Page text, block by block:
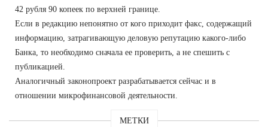
42 рубля 90 копеек по верхней границе.
Если в редакцию непонятно от кого приходит факс, содержащий
информацию, затрагивающую деловую репутацию какого-либо
Банка, то необходимо сначала ее проверить, а не спешить с
публикацией.
Аналогичный законопроект разрабатывается сейчас и в
отношении микрофинансовой деятельности.
МЕТКИ